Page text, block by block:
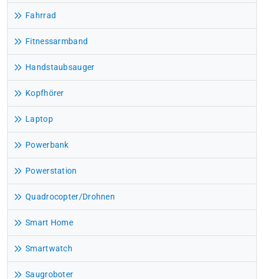
Fahrrad
Fitnessarmband
Handstaubsauger
Kopfhörer
Laptop
Powerbank
Powerstation
Quadrocopter/Drohnen
Smart Home
Smartwatch
Saugroboter